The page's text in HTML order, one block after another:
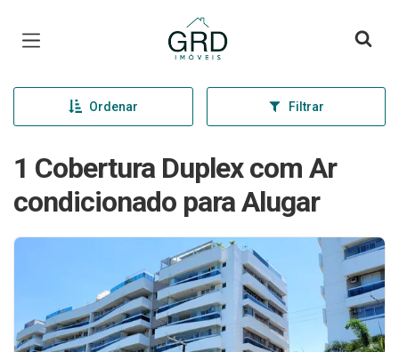
Página inicial
Ordenar Filtrar
1 Cobertura Duplex com Ar
condicionado para Alugar